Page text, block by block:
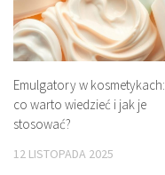
Emulgatory w kosmetykach:
co warto wiedzieć i jak je
stosować?
12 LISTOPADA 2025